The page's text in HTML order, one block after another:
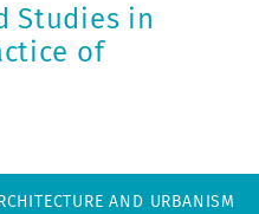
Studies in
of
AND URBANISM